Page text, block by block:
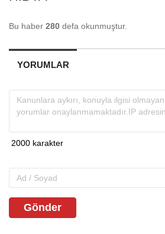
Bu haber 280 defa okunmuştur.
YORUMLAR
Gönder